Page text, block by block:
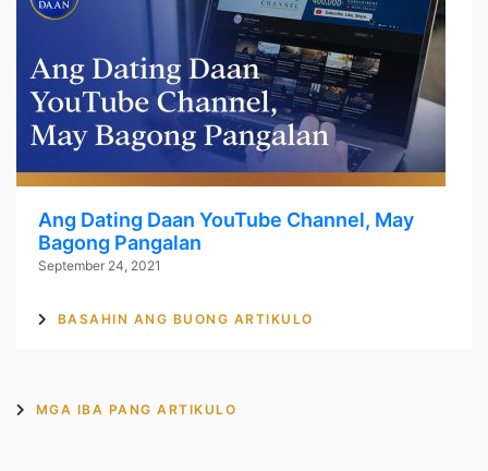
Ang Dating Daan YouTube Channel, May
Bagong Pangalan
September 24, 2021
BASAHIN ANG BUONG ARTIKULO
MGA IBA PANG ARTIKULO